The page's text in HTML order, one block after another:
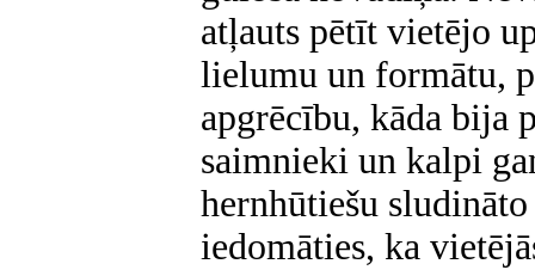
atļauts pētīt vietējo
lielumu un formātu,
apgrēcību, kāda bija
saimnieki un kalpi
hernhūtiešu
iedomāties, ka